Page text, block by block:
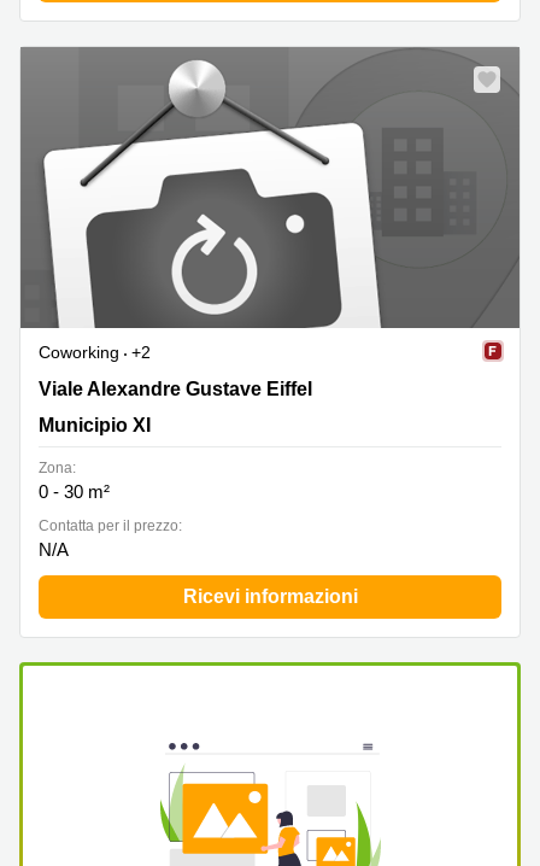
Coworking
+2
Viale Alexandre Gustave Eiffel, 100, Municipio XI
Viale Alexandre Gustave Eiffel
Municipio XI
Zona:
0 - 30 m²
Сontatta per il prezzo:
N/A
Ricevi informazioni